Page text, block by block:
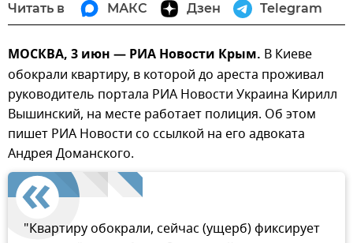
Читать в МАКС Дзен Telegram
МОСКВА, 3 июн — РИА Новости Крым. В Киеве
обокрали квартиру, в которой до ареста проживал
руководитель портала РИА Новости Украина Кирилл
Вышинский, на месте работает полиция. Об этом
пишет РИА Новости со ссылкой на его адвоката
Андрея Доманского.
"Квартиру обокрали, сейчас (ущерб) фиксирует